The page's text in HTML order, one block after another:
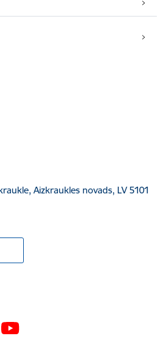
Aizkraukles novads, LV 5101